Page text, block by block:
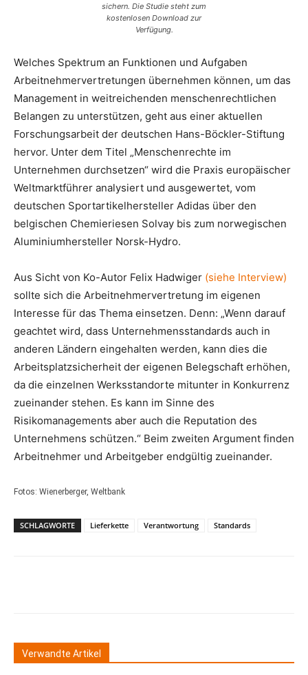
sichern. Die Studie steht zum
kostenlosen Download zur
Verfügung.
Welches Spektrum an Funktionen und Aufgaben
Arbeitnehmervertretungen übernehmen können, um das
Management in weitreichenden menschenrechtlichen
Belangen zu unterstützen, geht aus einer aktuellen
Forschungsarbeit der deutschen Hans-Böckler-Stiftung
hervor. Unter dem Titel „Menschenrechte im
Unternehmen durchsetzen“ wird die Praxis europäischer
Weltmarktführer analysiert und ausgewertet, vom
deutschen Sportartikelhersteller Adidas über den
belgischen Chemieriesen Solvay bis zum norwegischen
Aluminiumhersteller Norsk-Hydro.
Aus Sicht von Ko-Autor Felix Hadwiger (siehe Interview)
sollte sich die Arbeitnehmervertretung im eigenen
Interesse für das Thema einsetzen. Denn: „Wenn darauf
geachtet wird, dass Unternehmensstandards auch in
anderen Ländern eingehalten werden, kann dies die
Arbeitsplatzsicherheit der eigenen Belegschaft erhöhen,
da die einzelnen Werksstandorte mitunter in Konkurrenz
zueinander stehen. Es kann im Sinne des
Risikomanagements aber auch die Reputation des
Unternehmens schützen.“ Beim zweiten Argument finden
Arbeitnehmer und Arbeitgeber endgültig zueinander.
Fotos: Wienerberger, Weltbank
SCHLAGWORTE Lieferkette Verantwortung Standards
Verwandte Artikel